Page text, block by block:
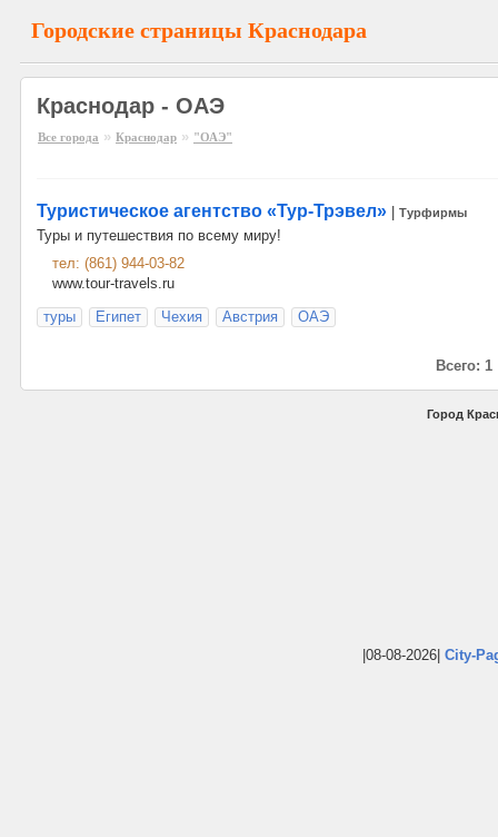
Городские страницы Краснодара
Краснодар - ОАЭ
Все города » Краснодар » "ОАЭ"
Туристическое агентство «Тур-Трэвел» Турфирмы
Туры и путешествия по всему миру!
тел: (861) 944-03-82
www.tour-travels.ru
туры
Египет Чехия Австрия ОАЭ
Всего: 1
Город
|08-08-2026| City-